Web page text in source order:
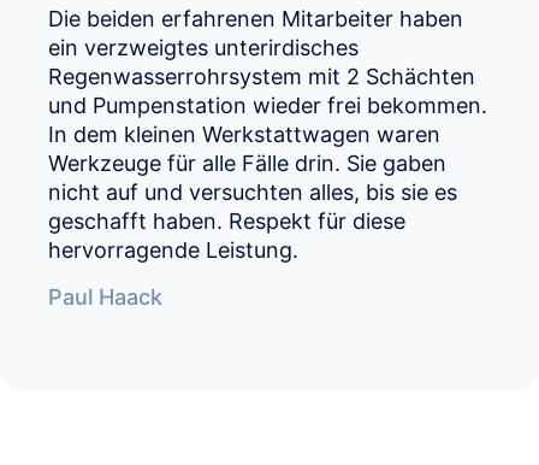
Die beiden erfahrenen Mitarbeiter haben
ein verzweigtes unterirdisches
Regenwasserrohrsystem mit 2 Schächten
und Pumpenstation wieder frei bekommen.
In dem kleinen Werkstattwagen waren
Werkzeuge für alle Fälle drin. Sie gaben
nicht auf und versuchten alles, bis sie es
geschafft haben. Respekt für diese
hervorragende Leistung.
Paul Haack